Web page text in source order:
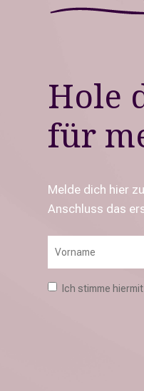
Hole
für
Melde dich hier
Anschluss das
Ich stimme